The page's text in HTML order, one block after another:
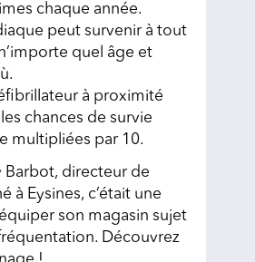
chaque année.
peut survenir à tout
quel âge et
à proximité
chances de survie
multipliées par 10.
Barbot, directeur de
à Eysines, c’était une
son magasin sujet
Découvrez